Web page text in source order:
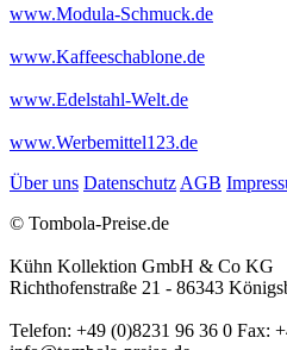
www.Modula-Schmuck.de
www.Kaffeeschablone.de
www.Edelstahl-Welt.de
www.Werbemittel123.de
Über uns Datenschutz AGB
© Tombola-Preise.de
Kühn Kollektion GmbH & Co KG
Richthofenstraße 21 - 86343
Telefon: +49 (0)8231 96 36 0 Fax: